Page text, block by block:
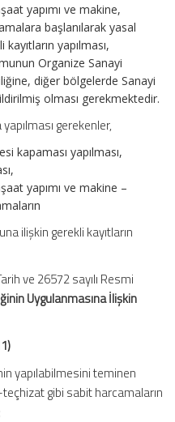
yapımı ve makine,
başlanılarak yasal
yapılması,
Organize Sanayi
diğer bölgelerde Sanayi
olması gerekmektedir.
gerekenler,
kapaması yapılması,
yapımı ve makine –
ilişkin gerekli kayıtların
ve 26572 sayılı Resmi
Uygulanmasına İlişkin
yapılabilmesini teminen
gibi sabit harcamaların